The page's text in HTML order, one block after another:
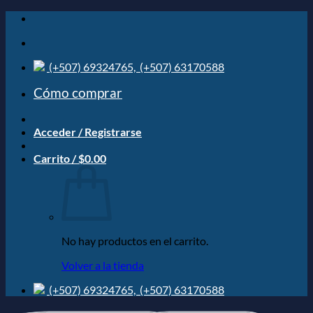
Saltar
contenido
(+507) 69324765, (+507) 63170588
Cómo comprar
Acceder / Registrarse
Carrito /$0.00
No hay productos en el carrito.
Volver a la tienda
(+507) 69324765, (+507) 63170588